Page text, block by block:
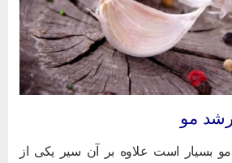
مو
است علاوه بر آن سیر یکی از